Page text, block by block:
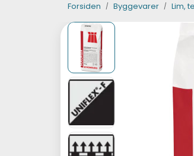
Forsiden Byggevarer Lim,